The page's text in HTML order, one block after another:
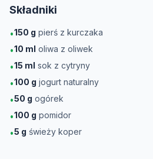
Składniki
•150 g pierś z kurczaka
•10 ml oliwa z oliwek
•15 ml sok z cytryny
•100 g jogurt naturalny
•50 g ogórek
•100 g pomidor
•5 g świeży koper